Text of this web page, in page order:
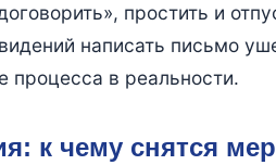
простить и
написать письмо
процесса в реальности.
к чему снятся